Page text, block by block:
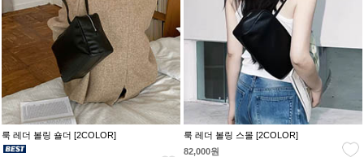
룩 레더 볼링 숄더 [2COLOR]
룩 레더 볼링 스몰 [2COLOR]
82,000원